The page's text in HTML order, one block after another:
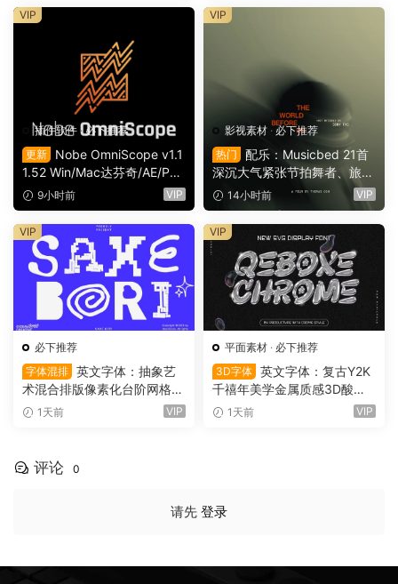
2 – Luminous（16162）
插件软件 ·必下推荐
更新
Nobe OmniScope v1.1
1.52 Win/Mac达芬奇/AE/PR/
OFX视频调色万能示波器插件
（9753）
9小时前 VIP
VIP
影视素材 ·必下推荐
热门
配乐：Musicbed 21首
深沉大气紧张节拍舞者、旅行
场景商业电影广告宣传配乐B
GM视频背景音乐素材（1616
1）
14小时前 VIP
VIP
必下推荐
字体混排 英文字体：抽象艺
术混合排版像素化台阶网格状
手绘螺旋有机曲线版面设计封
1天前 VIP
VIP
平面素材 · 必下推荐
3D字体 英文字体：复古Y2K
千禧年美学金属质感3D酸性
镀铬文字LOGO标题封面海报
1天前 VIP
VIP
评论 0
请先 登录